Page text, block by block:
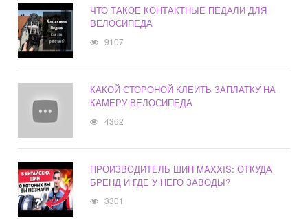
ЧТО ТАКОЕ КОНТАКТНЫЕ ПЕДАЛИ ДЛЯ
ВЕЛОСИПЕДА
9107
КАКОЙ СТОРОНОЙ КЛЕИТЬ ЗАПЛАТКУ НА
КАМЕРУ ВЕЛОСИПЕДА
4362
ПРОИЗВОДИТЕЛЬ ШИН MAXXIS: ОТКУДА
БРЕНД И ГДЕ У НЕГО ЗАВОДЫ?
3301